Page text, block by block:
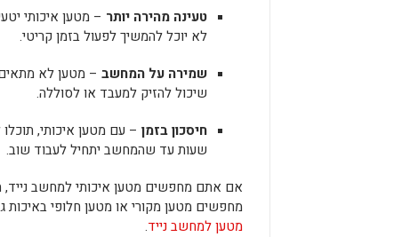
טעינה מהירה יותר – מטען איכותי
לא יוכל להמשיך לפעול בזמן קריטי.
שמירה על המחשב – מטען לא מתאים
שיכול להזיק למעבד או לסוללה.
חיסכון בזמן – עם מטען איכותי,
שעות עד שהמחשב יתחיל לעבוד שוב.
אם אתם מחפשים מטען איכותי למחשב
מחפשים מטען מקורי או מטען חלופי
מטען למחשב נייד.